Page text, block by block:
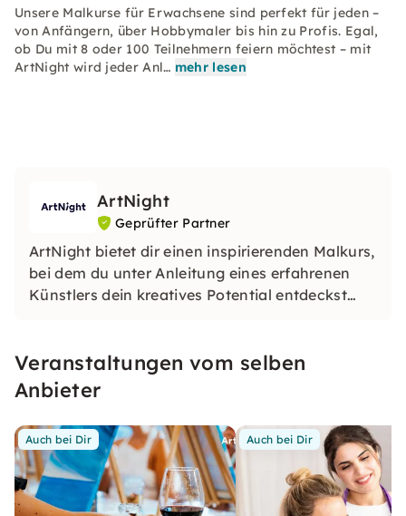
Unsere Malkurse für Erwachsene sind perfekt für jeden –
von Anfängern, über Hobbymaler bis hin zu Profis. Egal,
ob Du mit 8 oder 100 Teilnehmern feiern möchtest – mit
ArtNight wird jeder Anl… mehr lesen
ArtNight
Geprüfter Partner
ArtNight bietet dir einen inspirierenden Malkurs,
bei dem du unter Anleitung eines erfahrenen
Künstlers dein kreatives Potential entdeckst
jedermann, ob Anfänger oder Fortgeschrittener.
Veranstaltungen vom selben
Anbieter
Auch bei Dir Auch bei Dir